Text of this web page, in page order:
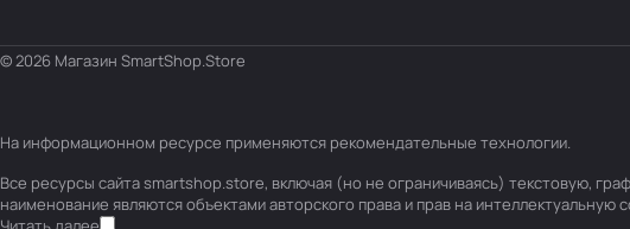
© 2026 Магазин SmartShop.Store
На информационном ресурсе применяются рекомендательные технологии.
Все ресурсы сайта smartshop.store, включая (но не ограничиваясь) текстовую,
наименование являются объектами авторского права и прав на